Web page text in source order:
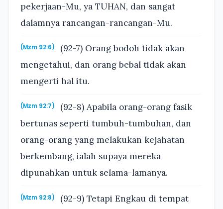
pekerjaan-Mu, ya TUHAN, dan sangat
dalamnya rancangan-rancangan-Mu.
(Mzm 92:6)
(92-7) Orang bodoh tidak akan
mengetahui, dan orang bebal tidak akan
mengerti hal itu.
(Mzm 92:7)
(92-8) Apabila orang-orang fasik
bertunas seperti tumbuh-tumbuhan, dan
orang-orang yang melakukan kejahatan
berkembang, ialah supaya mereka
dipunahkan untuk selama-lamanya.
(Mzm 92:8)
(92-9) Tetapi Engkau di tempat